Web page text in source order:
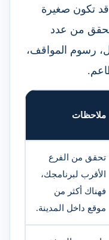
تكون صغيرة
تحقق من عدد
رسوم المواقف،
ملاحظات
تحقق من الفرع
الأقرب لبرنامجك،
فهناك أكثر من
موقع داخل المدينة.